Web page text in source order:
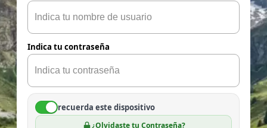
Indica tu contraseña
recuerda este dispositivo
¿Olvidaste tu Contraseña?